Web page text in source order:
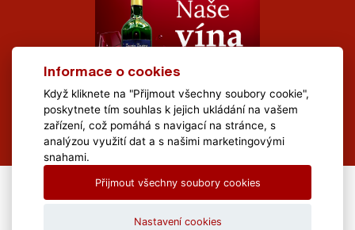
All Rights Reserved Muzeum Brněnska © 2020, Webdesign by
Informace o cookies
Když kliknete na "Přijmout všechny soubory cookie",
poskytnete tím souhlas k jejich ukládání na vašem
zařízení, což pomáhá s navigací na stránce, s
analýzou využití dat a s našimi marketingovými
snahami.
Přijmout všechny soubory cookies
Nastavení cookies